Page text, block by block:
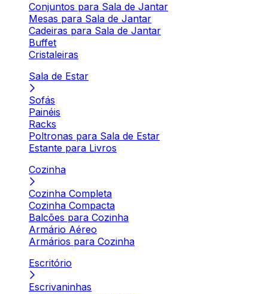
Conjuntos para Sala de Jantar
Mesas para Sala de Jantar
Cadeiras para Sala de Jantar
Buffet
Cristaleiras
Sala de Estar
Sofás
Painéis
Racks
Poltronas para Sala de Estar
Estante para Livros
Cozinha
Cozinha Completa
Cozinha Compacta
Balcões para Cozinha
Armário Aéreo
Armários para Cozinha
Escritório
Escrivaninhas